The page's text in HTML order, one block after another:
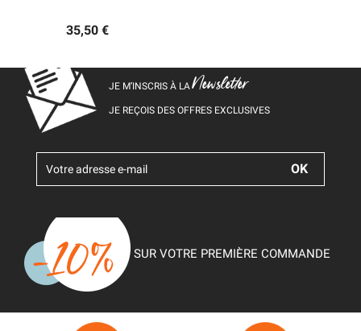
35,50 €
JE M’INSCRIS À LANewsletter
JE REÇOIS DES OFFRES EXCLUSIVES
SUR VOTRE PREMIÈRE COMMANDE